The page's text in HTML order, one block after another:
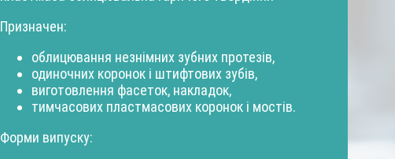
Призначен:
облицювання незнімних зубних протезів,
одиночних коронок і штифтових зубів,
виготовлення фасеток, накладок,
тимчасових пластмасових коронок і мостів.
Форми випуску: